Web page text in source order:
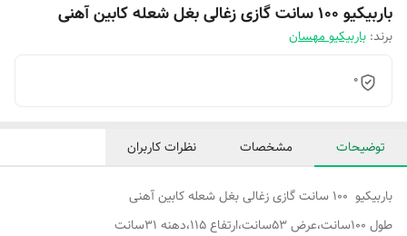
باربیکیو 100 سانت گازی زغالی بغل شعله کابین آهنی
برند: باربیکیو مهسان
0
توضیحات مشخصات نظرات کاربران
باربیکیو 100 سانت گازی زغالی بغل شعله کابین آهنی
طول 100سانت،عرض 53سانت،ارتفاع 115،دهنه 31سانت